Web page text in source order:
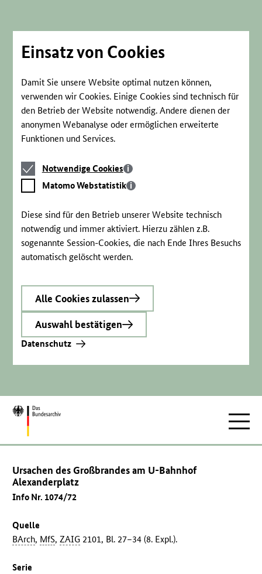
Einsatz von Cookies
Damit Sie unsere Website optimal nutzen können,
verwenden wir Cookies. Einige Cookies sind technisch für
den Betrieb der Website notwendig. Andere dienen der
anonymen Webanalyse oder ermöglichen erweiterte
Funktionen und Services.
Notwendige
Cookies
Notwendige Cookies
Matomo
Webstatistik
Matomo Webstatistik
Diese sind für den Betrieb unserer Website technisch
notwendig und immer aktiviert. Hierzu zählen z.B.
sogenannte Session-Cookies, die nach Ende Ihres Besuchs
automatisch gelöscht werden.
Alle Cookies zulassen
Auswahl bestätigen
Datenschutz
Zur
Ursachen des Großbrandes am U-Bahnhof
Alexanderplatz
Info Nr. 1074/72
Quelle
BArch, MfS,ZAIG 2101, Bl. 27–34 (8. Expl.).
Serie